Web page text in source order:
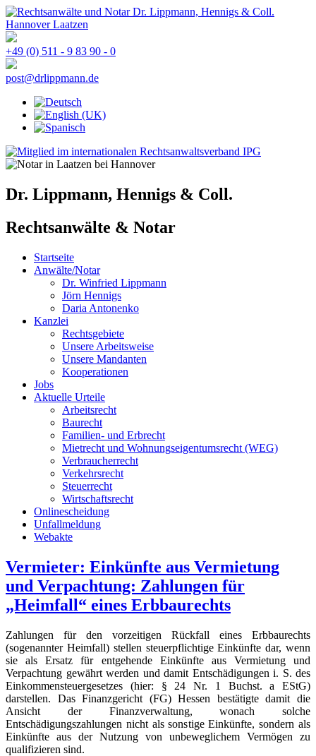
+49 (0) 511 - 9 83 90 - 0
post@drlippmann.de
Dr. Lippmann, Hennigs & Coll.
Rechtsanwälte & Notar
Startseite
Anwälte/Notar
Dr. Winfried Lippmann
Jörn Hennigs
Daria Antonenko
Kanzlei
Rechtsgebiete
Unsere Arbeitsweise
Unsere Mandanten
Kooperationen
Jobs
Aktuelle Urteile
Arbeitsrecht
Baurecht
Familien- und Erbrecht
Mietrecht und Wohnungseigentumsrecht (WEG)
Verbraucherrecht
Verkehrsrecht
Steuerrecht
Wirtschaftsrecht
Onlinescheidung
Unfallmeldung
Webakte
Vermieter: Einkünfte aus Vermietung
und Verpachtung: Zahlungen für
„Heimfall“ eines Erbbaurechts
Zahlungen für den vorzeitigen Rückfall eines Erbbaurechts
(sogenannter Heimfall) stellen steuerpflichtige Einkünfte dar, wenn
sie als Ersatz für entgehende Einkünfte aus Vermietung und
Verpachtung gewährt werden und damit Entschädigungen i. S. des
Einkommensteuergesetzes (hier: § 24 Nr. 1 Buchst. a EStG)
darstellen. Das Finanzgericht (FG) Hessen bestätigte damit die
Ansicht der Finanzverwaltung, wonach solche
Entschädigungszahlungen nicht als sonstige Einkünfte, sondern als
Einkünfte aus der Nutzung von unbeweglichem Vermögen zu
qualifizieren sind.